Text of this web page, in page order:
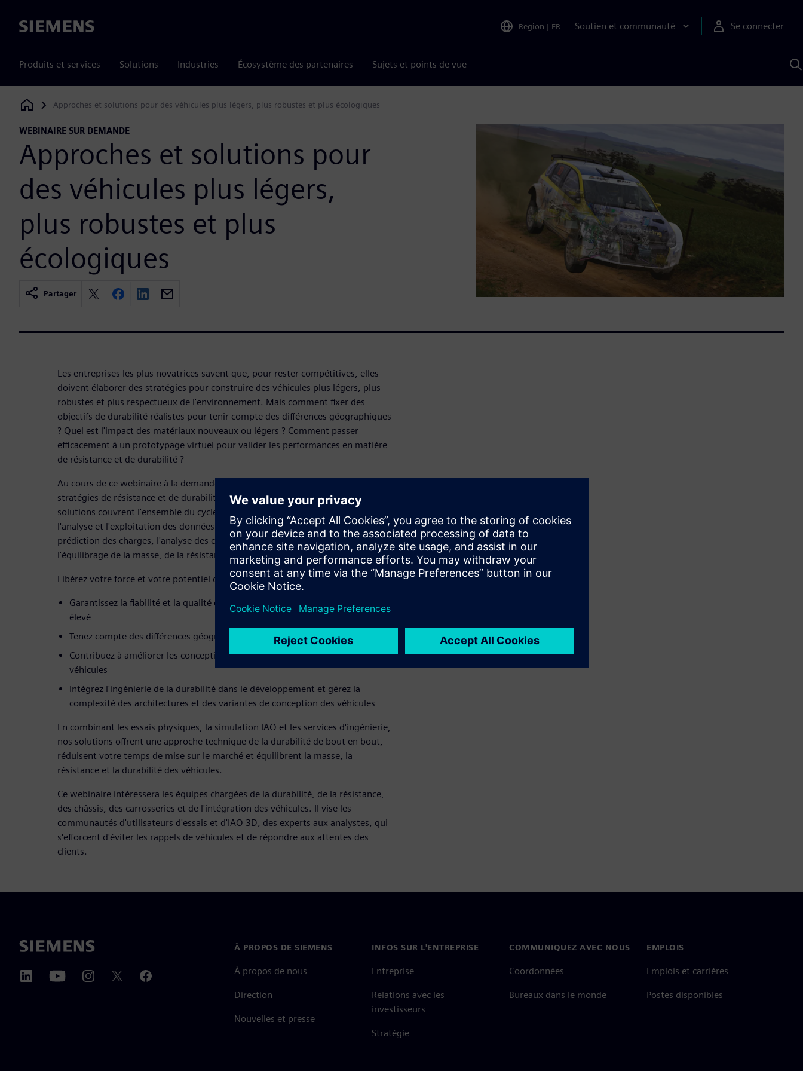
Siemens Region | FR Soutien et communauté Se connecter
Produits et services Solutions Industries Écosystème des partenaires Sujets et points de vue
Siemens Digital Industries Software
Approches et solutions pour des véhicules plus légers, plus robustes et plus écologiques
WEBINAIRE SUR DEMANDE
Approches et solutions pour
des véhicules plus légers,
plus robustes et plus
écologiques
Partager
Les entreprises les plus novatrices savent que, pour rester compétitives, elles
doivent élaborer des stratégies pour construire des véhicules plus légers, plus
robustes et plus respectueux de l'environnement. Mais comment fixer des
objectifs de durabilité réalistes pour tenir compte des différences géographiques
? Quel est l'impact des matériaux nouveaux ou légers ? Comment passer
efficacement à un prototypage virtuel pour valider les performances en matière
de résistance et de durabilité ?
Au cours de ce webinaire à la demande, nous expliquons comment élaborer des
stratégies de résistance et de durabilité à tous les stades de la conception. Nos
solutions couvrent l'ensemble du cycle de développement, de l'acquisition,
l'analyse et l'exploitation des données relatives aux charges sur route, la
prédiction des charges, l'analyse des contraintes et de la fatigue, jusqu'à
l'équilibrage de la masse, de la résistance et de la durabilité.
Libérez votre force et votre potentiel de durabilité et
Garantissez la fiabilité et la qualité des véhicules, même avec un kilométrage
élevé
Tenez compte des différences géographiques et des fluctuations du marché
Contribuez à améliorer les conceptions légères et l'électrification des
véhicules
Intégrez l'ingénierie de la durabilité dans le développement et gérez la
complexité des architectures et des variantes de conception des véhicules
En combinant les essais physiques, la simulation IAO et les services d'ingénierie,
nos solutions offrent une approche technique de la durabilité de bout en bout,
réduisent votre temps de mise sur le marché et équilibrent la masse, la
résistance et la durabilité des véhicules.
Ce webinaire intéressera les équipes chargées de la durabilité, de la résistance,
des châssis, des carrosseries et de l'intégration des véhicules. Il vise les
communautés d'utilisateurs d'essais et d'IAO 3D, des experts aux analystes, qui
s'efforcent d'éviter les rappels de véhicules et de répondre aux attentes des
clients.
À PROPOS DE SIEMENS
À propos de nous
Direction
Nouvelles et presse
INFOS SUR L'ENTREPRISE
Entreprise
Relations avec les
investisseurs
Stratégie
COMMUNIQUEZ AVEC NOUS
Coordonnées
Bureaux dans le monde
EMPLOIS
Emplois et carrières
Postes disponibles